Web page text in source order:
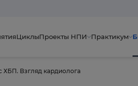
ЦиклыПроекты НПИ Практикум
ХБП. Взгляд кардиолога